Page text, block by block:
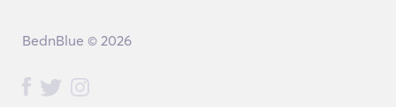
BednBlue © 2026